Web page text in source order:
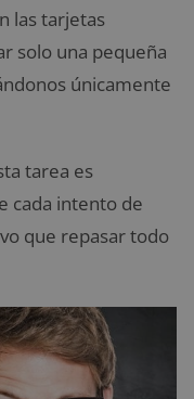
las tarjetas
solo una pequeña
únicamente
tarea es
cada intento de
que repasar todo